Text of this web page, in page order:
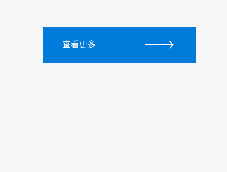
查看更多
舟山研祥平板电脑 PPC-1861EH